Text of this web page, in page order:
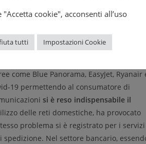
crisi.
a danno dei consumatori anche per i
settore trasporti inizialmente era stata
di riutilizzo delle spese sostenute
come Blue Panorama, EasyJet, Ryanair
19 permettendo al consumatore di
si è reso indispensabile il
delle reti domestiche, ha provocato
problema si è registrato per i servizi
Nel settore bancario,
cookie", acconsenti all’uso
tutti Impostazioni Cookie